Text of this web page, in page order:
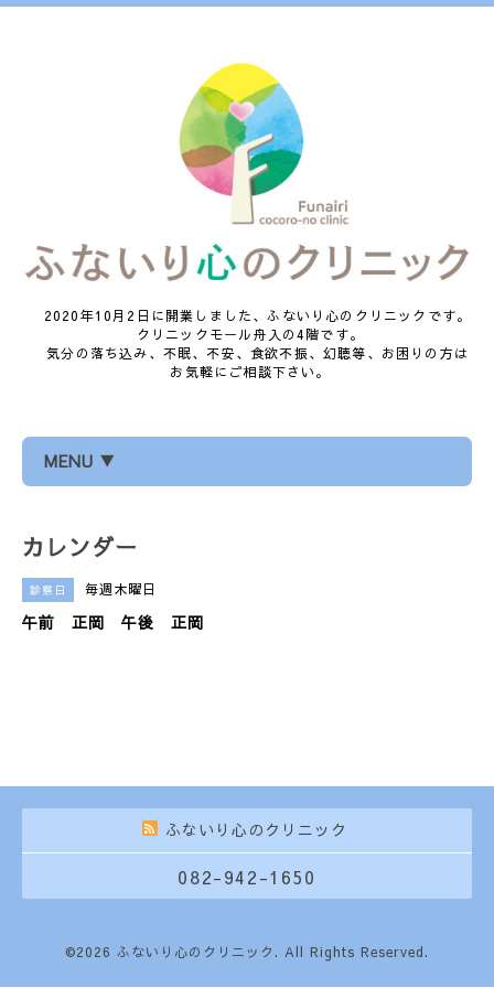
2020年10月2日に開業しました、ふないり心のクリニックです。
クリニックモール舟入の4階です。
気分の落ち込み、不眠、不安、食欲不振、幻聴等、お困りの方は
お気軽にご相談下さい。
MENU ▼
カレンダー
診察日 毎週木曜日
午前 正岡 午後 正岡
ふないり心のクリニック
082-942-1650
©2026 ふないり心のクリニック. All Rights Reserved.